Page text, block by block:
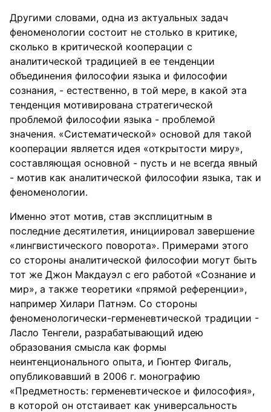
Другими словами, одна из актуальных задач
феноменологии состоит не столько в критике,
сколько в критической кооперации с
аналитической традицией в ее тенденции
объединения философии языка и философии
сознания, - естественно, в той мере, в какой эта
тенденция мотивирована стратегической
проблемой философии языка - проблемой
значения. «Систематической» основой для такой
кооперации является идея «открытости миру»,
составляющая основной - пусть и не всегда явный
- мотив как аналитической философии языка, так и
феноменологии.
Именно этот мотив, став эксплицитным в
последние десятилетия, инициировал завершение
«лингвистического поворота». Примерами этого
со стороны аналитической философии могут быть
тот же Джон Макдауэл с его работой «Сознание и
мир», а также теоретики «прямой референции»,
например Хилари Патнэм. Со стороны
феноменологически-герменевтической традиции -
Ласло Тенгели, разрабатывающий идею
образования смысла как формы
неинтенционального опыта, и Гюнтер Фигаль,
опубликовавший в 2006 г. монографию
«Предметность: герменевтическое и философия»,
в которой он отстаивает как универсальность